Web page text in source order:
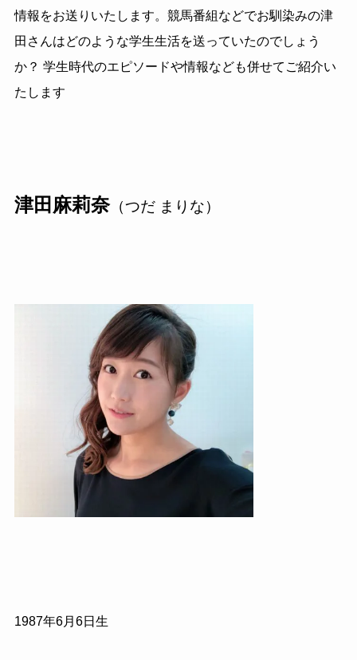
情報をお送りいたします。競馬番組などでお馴染みの津
田さんはどのような学生生活を送っていたのでしょう
か？ 学生時代のエピソードや情報なども併せてご紹介い
たします
津田麻莉奈（つだ まりな）
1987年6月6日生